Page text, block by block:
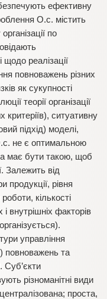
ефективну
О.с. містить
по
реалізації
повноважень різних
як сукупності
теорії організації
критеріїв), ситуативну
підхід) моделі,
не є оптимальною
має бути такою, щоб
Залежить від
продукції, рівня
кількості
і внутрішніх факторів
управління
повноважень та
. Суб’єкти
різноманітні види
проста,